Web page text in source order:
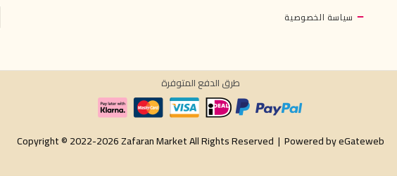
سياسة الخصوصية
طرق الدفع المتوفرة
Copyright © 2022-2026 Zafaran Market All Rights Reserved | Powered byeGateweb